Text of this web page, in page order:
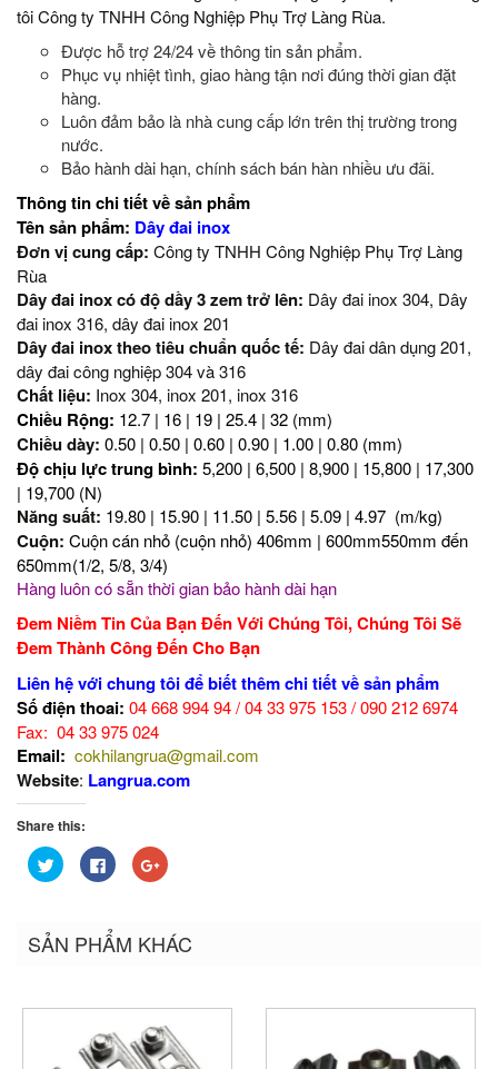
tôi Công ty TNHH Công Nghiệp Phụ Trợ Làng Rùa.
Được hỗ trợ 24/24 về thông tin sản phẩm.
Phục vụ nhiệt tình, giao hàng tận nơi đúng thời gian đặt
hàng.
Luôn đảm bảo là nhà cung cấp lớn trên thị trường trong
nước.
Bảo hành dài hạn, chính sách bán hàn nhiều ưu đãi.
Thông tin chi tiết về sản phẩm
Tên sản phẩm: Dây đai inox
Đơn vị cung cấp: Công ty TNHH Công Nghiệp Phụ Trợ Làng
Rùa
Dây đai inox có độ dầy 3 zem trở lên: Dây đai inox 304, Dây
đai inox 316, dây đai inox 201
Dây đai inox theo tiêu chuẩn quốc tế: Dây đai dân dụng 201,
dây đai công nghiệp 304 và 316
Chất liệu: Inox 304, inox 201, inox 316
Chiều Rộng: 12.7 | 16 | 19 | 25.4 | 32 (mm)
Chiều dày: 0.50 | 0.50 | 0.60 | 0.90 | 1.00 | 0.80 (mm)
Độ chịu lực trung bình: 5,200 | 6,500 | 8,900 | 15,800 | 17,300
| 19,700 (N)
Năng suất: 19.80 | 15.90 | 11.50 | 5.56 | 5.09 | 4.97 (m/kg)
Cuộn: Cuộn cán nhỏ (cuộn nhỏ) 406mm | 600mm550mm đến
650mm(1/2, 5/8, 3/4)
Hàng luôn có sẵn thời gian bảo hành dài hạn
Đem Niềm Tin Của Bạn Đến Với Chúng Tôi, Chúng Tôi Sẽ
Đem Thành Công Đến Cho Bạn
Liên hệ với chung tôi để biết thêm chi tiết về sản phẩm
Số điện thoai: 04 668 994 94 / 04 33 975 153 / 090 212 6974
Fax: 04 33 975 024
Email: cokhilangrua@gmail.com
Website: Langrua.com
Share this:
Bấm
để
(Opens
in
Nhấn
vào
Facebook
(Opens
in
Bấm
để
(Opens
in
SẢN PHẨM KHÁC